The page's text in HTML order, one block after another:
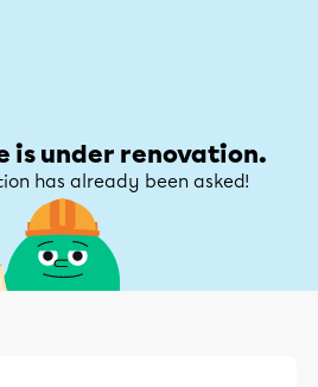
is under renovation.
has already been asked!